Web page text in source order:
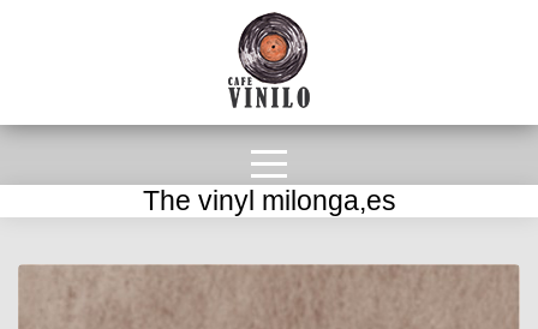
The vinyl milonga,es